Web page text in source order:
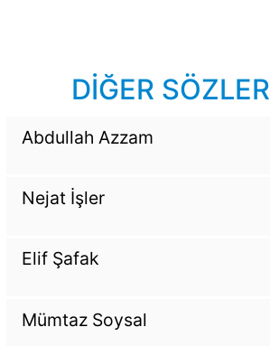
DİĞER SÖZLER
Abdullah Azzam
Nejat İşler
Elif Şafak
Mümtaz Soysal